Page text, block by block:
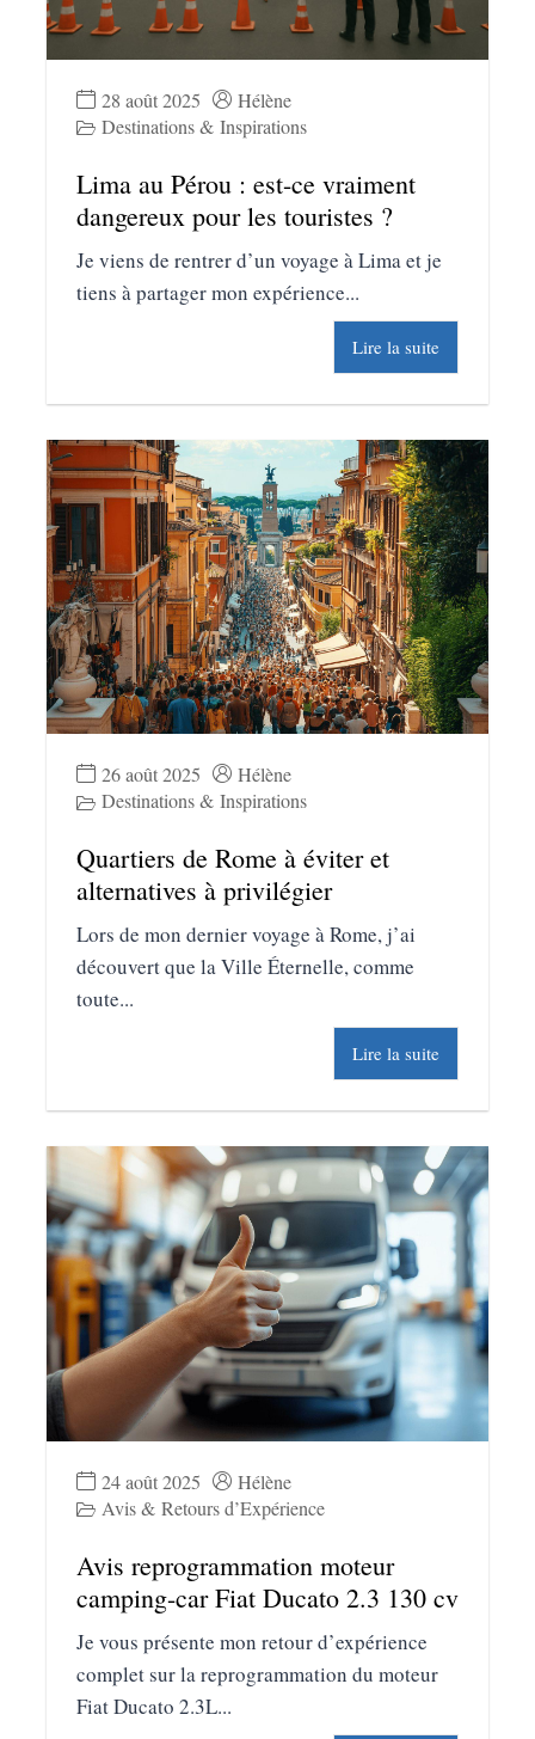
28 août 2025
Hélène
Destinations & Inspirations
Lima au Pérou : est-ce vraiment
dangereux pour les touristes ?
Je viens de rentrer d’un voyage à Lima et je
tiens à partager mon expérience...
Lire la suite
26 août 2025
Hélène
Destinations & Inspirations
Quartiers de Rome à éviter et
alternatives à privilégier
Lors de mon dernier voyage à Rome, j’ai
découvert que la Ville Éternelle, comme
toute...
Lire la suite
24 août 2025
Hélène
Avis & Retours d’Expérience
Avis reprogrammation moteur
camping-car Fiat Ducato 2.3 130 cv
Je vous présente mon retour d’expérience
complet sur la reprogrammation du moteur
Fiat Ducato 2.3L...